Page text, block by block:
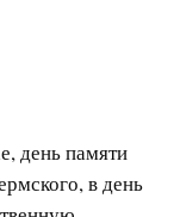
день памяти
в день